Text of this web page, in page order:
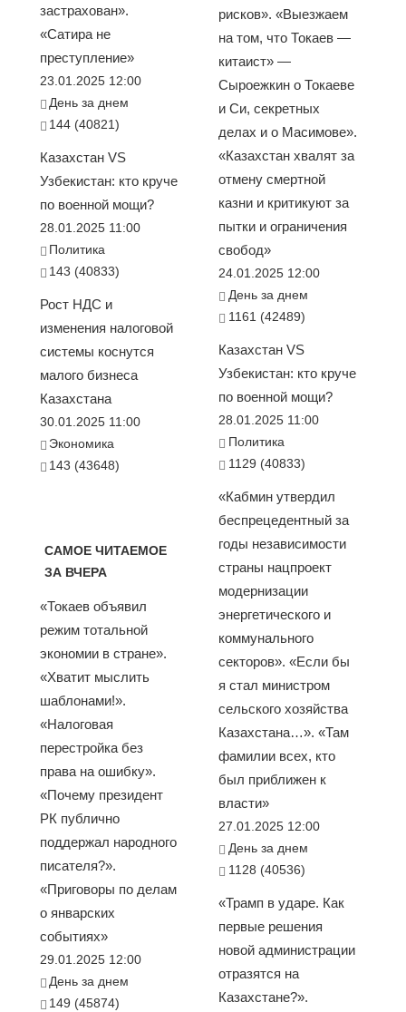
застрахован».
«Сатира не
преступление»
23.01.2025 12:00
День за днем
144 (40821)
Казахстан VS
Узбекистан: кто круче
по военной мощи?
28.01.2025 11:00
Политика
143 (40833)
Рост НДС и
изменения налоговой
системы коснутся
малого бизнеса
Казахстана
30.01.2025 11:00
Экономика
143 (43648)
САМОЕ ЧИТАЕМОЕ
ЗА ВЧЕРА
«Токаев объявил
режим тотальной
экономии в стране».
«Хватит мыслить
шаблонами!».
«Налоговая
перестройка без
права на ошибку».
«Почему президент
РК публично
поддержал народного
писателя?».
«Приговоры по делам
о январских
событиях»
29.01.2025 12:00
День за днем
149 (45874)
рисков». «Выезжаем
на том, что Токаев —
китаист» —
Сыроежкин о Токаеве
и Си, секретных
делах и о Масимове».
«Казахстан хвалят за
отмену смертной
казни и критикуют за
пытки и ограничения
свобод»
24.01.2025 12:00
День за днем
1161 (42489)
Казахстан VS
Узбекистан: кто круче
по военной мощи?
28.01.2025 11:00
Политика
1129 (40833)
«Кабмин утвердил
беспрецедентный за
годы независимости
страны нацпроект
модернизации
энергетического и
коммунального
секторов». «Если бы
я стал министром
сельского хозяйства
Казахстана…». «Там
фамилии всех, кто
был приближен к
власти»
27.01.2025 12:00
День за днем
1128 (40536)
«Трамп в ударе. Как
первые решения
новой администрации
отразятся на
Казахстане?».